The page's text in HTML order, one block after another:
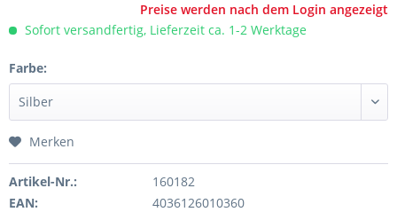
Preise werden nach dem Login angezeigt
Sofort versandfertig, Lieferzeit ca. 1-2 Werktage
Farbe:
Merken
Artikel-Nr.:
160182
EAN:
4036126010360